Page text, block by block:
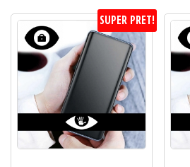
SUPER PRET!